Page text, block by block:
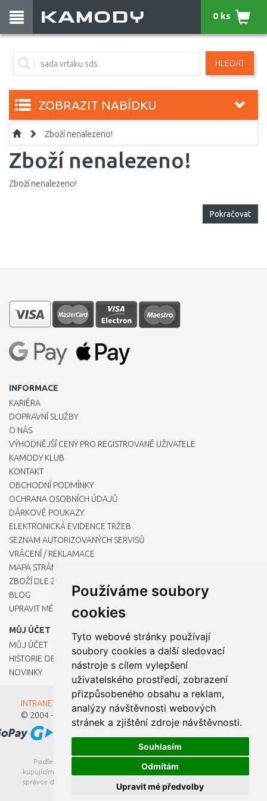
Používáme soubory
cookies
Tyto webové stránky používají
soubory cookies a další sledovací
nástroje s cílem vylepšení
uživatelského prostředí, zobrazení
přizpůsobeného obsahu a reklam,
analýzy návštěvnosti webových
stránek a zjištění zdroje návštěvnosti.
Souhlasím
Odmítám
Upravit mé předvolby
HLEDAT
0 ks
ZOBRAZIT NABÍDKU
Zboží nenalezeno!
Zboží nenalezeno!
Zboží nenalezeno!
Pokračovat
INFORMACE
KARIÉRA
DOPRAVNÍ SLUŽBY
O NÁS
VÝHODNĚJŠÍ CENY PRO REGISTROVANÉ UŽIVATELE
KAMODY KLUB
KONTAKT
OBCHODNÍ PODMÍNKY
OCHRANA OSOBNÍCH ÚDAJŮ
DÁRKOVÉ POUKAZY
ELEKTRONICKÁ EVIDENCE TRŽEB
SEZNAM AUTORIZOVANÝCH SERVISŮ
VRÁCENÍ / REKLAMACE
MAPA STRÁNKY
ZBOŽÍ DLE ZNAČEK
BLOG
UPRAVIT MÉ PŘEDVOLBY COOKIES
MŮJ ÚČET
MŮJ ÚČET
HISTORIE OBJEDNÁVEK
NOVINKY
INTRANET - Přihlášení pro zaměstnance
© 2004 - 2026
Kamody s.r.o.
Podle zákona o evidenci tržeb je prodávající povinen vystavit
kupujícímu účtenku. Zároveň je povinen zaevidovat přijatou tržbu u
správce daně online; v případě technického výpadku pak nejpozději
do 48 hodin.